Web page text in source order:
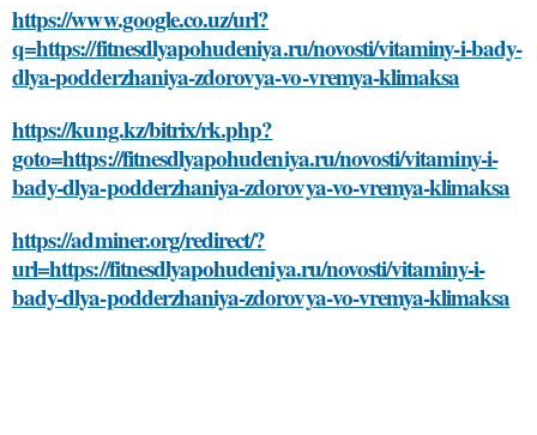
https://www.google.co.uz/url?
q=https://fitnesdlyapohudeniya.ru/novosti/vitaminy-i-bady-
dlya-podderzhaniya-zdorovya-vo-vremya-klimaksa
https://kung.kz/bitrix/rk.php?
goto=https://fitnesdlyapohudeniya.ru/novosti/vitaminy-i-
bady-dlya-podderzhaniya-zdorovya-vo-vremya-klimaksa
https://adminer.org/redirect/?
url=https://fitnesdlyapohudeniya.ru/novosti/vitaminy-i-
bady-dlya-podderzhaniya-zdorovya-vo-vremya-klimaksa